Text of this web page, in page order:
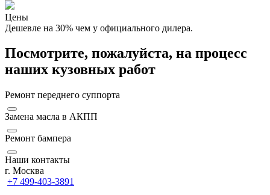
Цены
Дешевле на 30% чем у официального дилера.
Посмотрите, пожалуйста, на процесс
наших кузовных работ
Ремонт переднего суппорта
Замена масла в АКПП
Ремонт бампера
Наши контакты
г. Москва
+7 499-403-3891